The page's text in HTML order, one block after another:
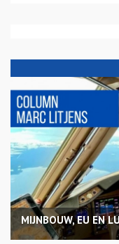
MIJNBOUW, EU EN